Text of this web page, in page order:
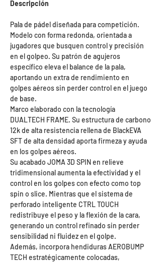
Descripción
Pala de pádel diseñada para competición.
Modelo con forma redonda, orientada a
jugadores que busquen control y precisión
en el golpeo. Su patrón de agujeros
específico eleva el balance de la pala,
aportando un extra de rendimiento en
golpes aéreos sin perder control en el juego
de base.
Marco elaborado con la tecnología
DUALTECH FRAME. Su estructura de carbono
12k de alta resistencia rellena de BlackEVA
SFT de alta densidad aporta firmeza y ayuda
en los golpes aéreos.
Su acabado JOMA 3D SPIN en relieve
tridimensional aumenta la efectividad y el
control en los golpes con efecto como top
spin o slice. Mientras que el sistema de
perforado inteligente CTRL TOUCH
redistribuye el peso y la flexión de la cara,
generando un control refinado sin perder
sensibilidad ni fluidez en el golpe.
Además, incorpora hendiduras AEROBUMP
TECH estratégicamente colocadas,